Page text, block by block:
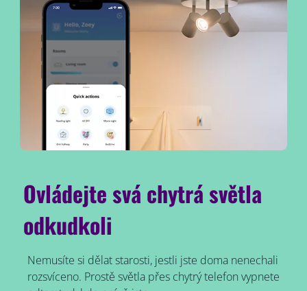
Ovládejte svá chytrá světla
odkudkoli
Nemusíte si dělat starosti, jestli jste doma nenechali
rozsvíceno. Prostě světla přes chytrý telefon vypnete